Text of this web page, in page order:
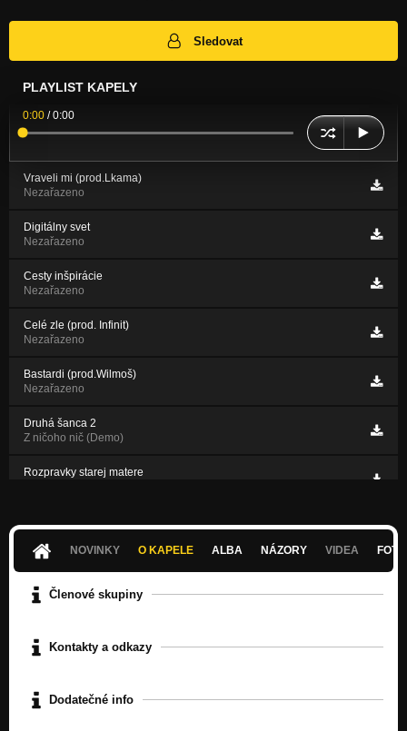
Sledovat
PLAYLIST KAPELY
0:00 /0:00
Vraveli mi (prod.Lkama)
Nezařazeno
Digitálny svet
Nezařazeno
Cesty inšpirácie
Nezařazeno
Celé zle (prod. Infinit)
Nezařazeno
Bastardi (prod.Wilmoš)
Nezařazeno
Druhá šanca 2
Z ničoho nič (Demo)
Rozpravky starej matere
NOVINKY O KAPELE ALBA NÁZORY VIDEA
Členové skupiny
Kontakty a odkazy
Dodatečné info